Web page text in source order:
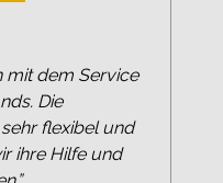
mit dem Service
Die
flexibel und
ihre Hilfe und